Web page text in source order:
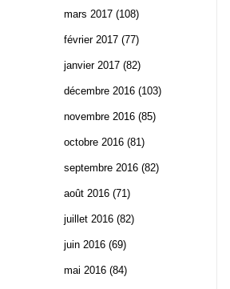
mars 2017 (108)
février 2017 (77)
janvier 2017 (82)
décembre 2016 (103)
novembre 2016 (85)
octobre 2016 (81)
septembre 2016 (82)
août 2016 (71)
juillet 2016 (82)
juin 2016 (69)
mai 2016 (84)